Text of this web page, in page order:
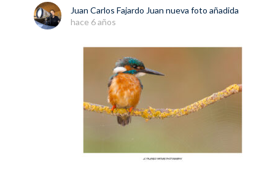
Juan Carlos Fajardo Juan nueva foto añadida
hace 6 años